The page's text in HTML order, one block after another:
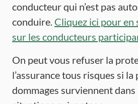
conducteur qui n’est pas
conduire. Cliquez ici pour en
sur les conducteurs
On peut vous refuser la
l’assurance tous risques si la
dommages surviennent dans